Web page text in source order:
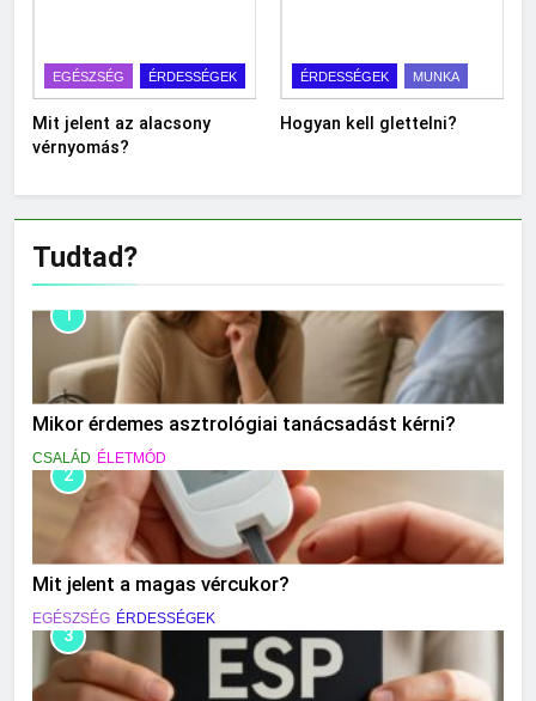
EGÉSZSÉG ÉRDESSÉGEK
Mit jelent az alacsony
vérnyomás?
ÉRDESSÉGEK MUNKA
Hogyan kell glettelni?
Tudtad?
1
Mikor érdemes asztrológiai tanácsadást kérni?
CSALÁD ÉLETMÓD
2
Mit jelent a magas vércukor?
EGÉSZSÉG ÉRDESSÉGEK
3